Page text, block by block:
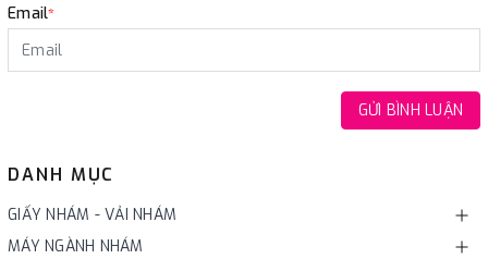
DANH MỤC
GIẤY NHÁM - VẢI NHÁM
MÁY NGÀNH NHÁM
Email*
GỬI BÌNH LUẬN